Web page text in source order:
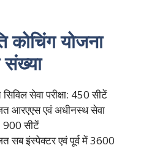
कोचिंग योजना
सिविल सेवा परीक्षा: 450 सीटें
आरएएस एवं अधीनस्थ सेवा
900 सीटें
सब इंस्पेक्टर एवं पूर्व में 3600